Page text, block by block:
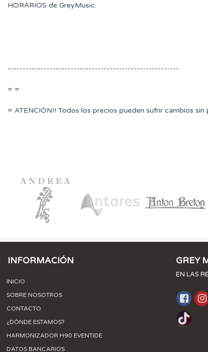
HORARIOS de GreyMusic:
---------------------------------------------------------
= =
= ATENCIÓN!! Todos los precios pueden sufrir cambios sin
INFORMACIÓN
INICIO
SOBRE NOSOTROS
CONTACTO
¿DÓNDE ESTAMOS?
HARMONIZADOR H90 EVENTIDE
DATOS BANCARIOS
GREY
EN LAS